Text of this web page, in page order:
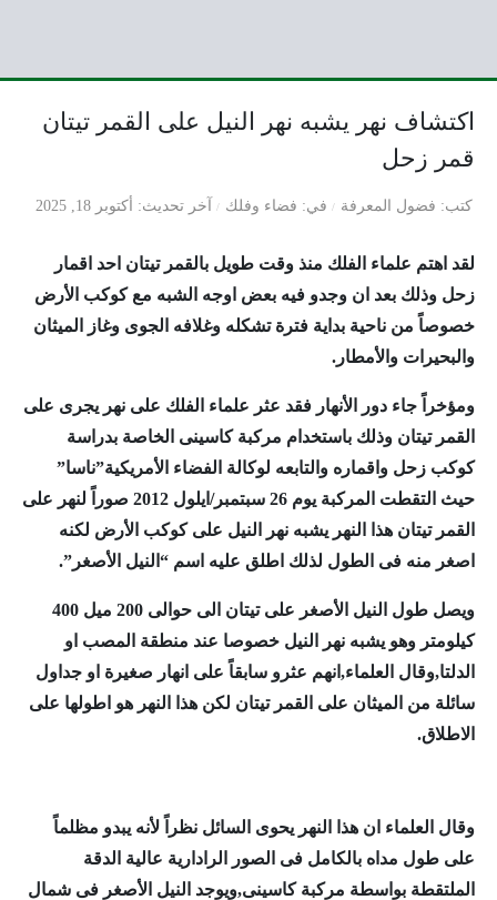
اكتشاف نهر يشبه نهر النيل على القمر تيتان
قمر زحل
كتب فضول المعرفة في فضاء وفلك آخر تحديث أكتوبر 18, 2025
لقد اهتم علماء الفلك منذ وقت طويل بالقمر تيتان احد اقمار
زحل وذلك بعد ان وجدو فيه بعض اوجه الشبه مع كوكب الأرض
خصوصاً من ناحية بداية فترة تشكله وغلافه الجوى وغاز الميثان
والبحيرات والأمطار.
ومؤخراً جاء دور الأنهار فقد عثر علماء الفلك على نهر يجرى على
القمر تيتان وذلك باستخدام مركبة كاسينى الخاصة بدراسة
كوكب زحل واقماره والتابعه لوكالة الفضاء الأمريكية”ناسا”
حيث التقطت المركبة يوم 26 سبتمبر/ايلول 2012 صوراً لنهر على
القمر تيتان هذا النهر يشبه نهر النيل على كوكب الأرض لكنه
اصغر منه فى الطول لذلك اطلق عليه اسم “النيل الأصغر”.
ويصل طول النيل الأصغر على تيتان الى حوالى 200 ميل 400
كيلومتر وهو يشبه نهر النيل خصوصا عند منطقة المصب او
الدلتا,وقال العلماء,انهم عثرو سابقاً على انهار صغيرة او جداول
سائلة من الميثان على القمر تيتان لكن هذا النهر هو اطولها على
الاطلاق.
وقال العلماء ان هذا النهر يحوى السائل نظراً لأنه يبدو مظلماً
على طول مداه بالكامل فى الصور الرادارية عالية الدقة
الملتقطة بواسطة مركبة كاسينى,ويوجد النيل الأصغر فى شمال